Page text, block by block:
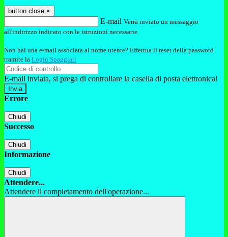
button close ×
E-mail Verrà inviato un messaggio
all'indirizzo indicato con le istruzioni necessarie.
Non hai una e-mail associata al nome utente? Effettua il reset della password
tramite la Login Spaggiari
E-mail inviata, si prega di controllare la casella di posta elettronica!
Errore
Chiudi
Successo
Chiudi
Informazione
Chiudi
Attendere...
Attendere il completamento dell'operazione...